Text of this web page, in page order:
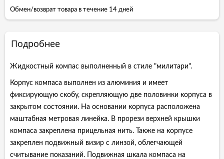
Обмен/возврат товара в течение 14 дней
Подробнее
Жидкостный компас выполненный в стиле "милитари".
Корпус компаса выполнен из алюминия и имеет
фиксирующую скобу, скрепляющую две половинки корпуса в
закрытом состоянии. На основании корпуса расположена
маштабная метровая линейка. В прорези верхней крышки
компаса закреплена прицельная нить. Также на корпусе
закреплен подвижный визир с линзой, облегчающей
считывание показаний. Подвижная шкала компаса на